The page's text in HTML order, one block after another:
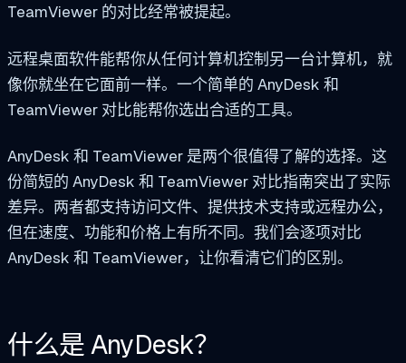
TeamViewer 的对比经常被提起。
远程桌面软件能帮你从任何计算机控制另一台计算机，就
像你就坐在它面前一样。一个简单的 AnyDesk 和
TeamViewer 对比能帮你选出合适的工具。
AnyDesk 和 TeamViewer 是两个很值得了解的选择。这
份简短的 AnyDesk 和 TeamViewer 对比指南突出了实际
差异。两者都支持访问文件、提供技术支持或远程办公，
但在速度、功能和价格上有所不同。我们会逐项对比
AnyDesk 和 TeamViewer，让你看清它们的区别。
什么是 AnyDesk？